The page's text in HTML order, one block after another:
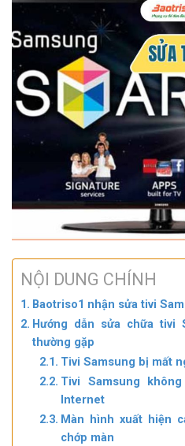
NỘI DUNG CHÍNH
Baotriso1 nhận sửa tivi
Hướng dẫn sửa chữa tivi
thường gặp
Tivi Samsung bị mất
Tivi Samsung
Internet
Màn hình xuất hiện
chớp màn